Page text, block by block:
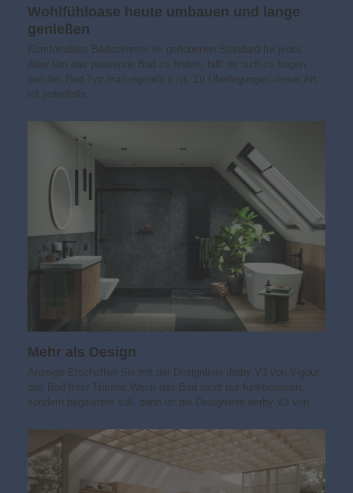
Wohlfühloase heute umbauen und lange
genießen
Komfortables Badezimmer im gehobenen Standard für jedes
Alter Um das passende Bad zu finden, hilft es sich zu fragen,
welcher Bad-Typ man eigentlich ist. Zu Überlegungen dieser Art
rät jedenfalls…
Mehr als Design
Anzeige Erschaffen Sie mit der Designlinie derby V3 von Vigour
das Bad Ihrer Träume Wenn das Bad nicht nur funktionieren,
sondern begeistern soll, dann ist die Designlinie derby V3 von…